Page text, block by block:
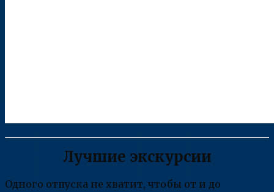
Лучшие экскурсии
Одного отпуска не хватит, чтобы от и до